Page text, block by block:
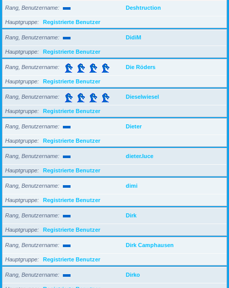
Rang, Benutzername Deshtruction
Hauptgruppe Registrierte Benutzer
Rang, Benutzername DidiM
Hauptgruppe Registrierte Benutzer
Rang, Benutzername Die Röders
Hauptgruppe Registrierte Benutzer
Rang, Benutzername Dieselwiesel
Hauptgruppe Registrierte Benutzer
Rang, Benutzername Dieter
Hauptgruppe Registrierte Benutzer
Rang, Benutzername dieter.luce
Hauptgruppe Registrierte Benutzer
Rang, Benutzername dimi
Hauptgruppe Registrierte Benutzer
Rang, Benutzername Dirk
Hauptgruppe Registrierte Benutzer
Rang, Benutzername Dirk Camphausen
Hauptgruppe Registrierte Benutzer
Rang, Benutzername Dirko